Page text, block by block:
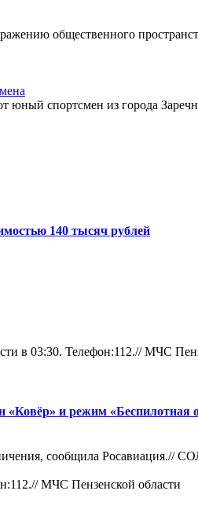
общественного
спортсмен из города
140 тысяч рублей
в 03:30. Телефон:112.//МЧС
и режим «Беспилотная
сообщила Росавиация.//
МЧС Пензенской области